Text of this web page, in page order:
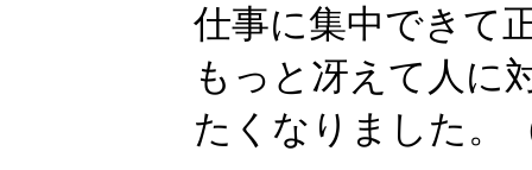
仕事に集中できて
もっと冴えて人に
たくなりました。